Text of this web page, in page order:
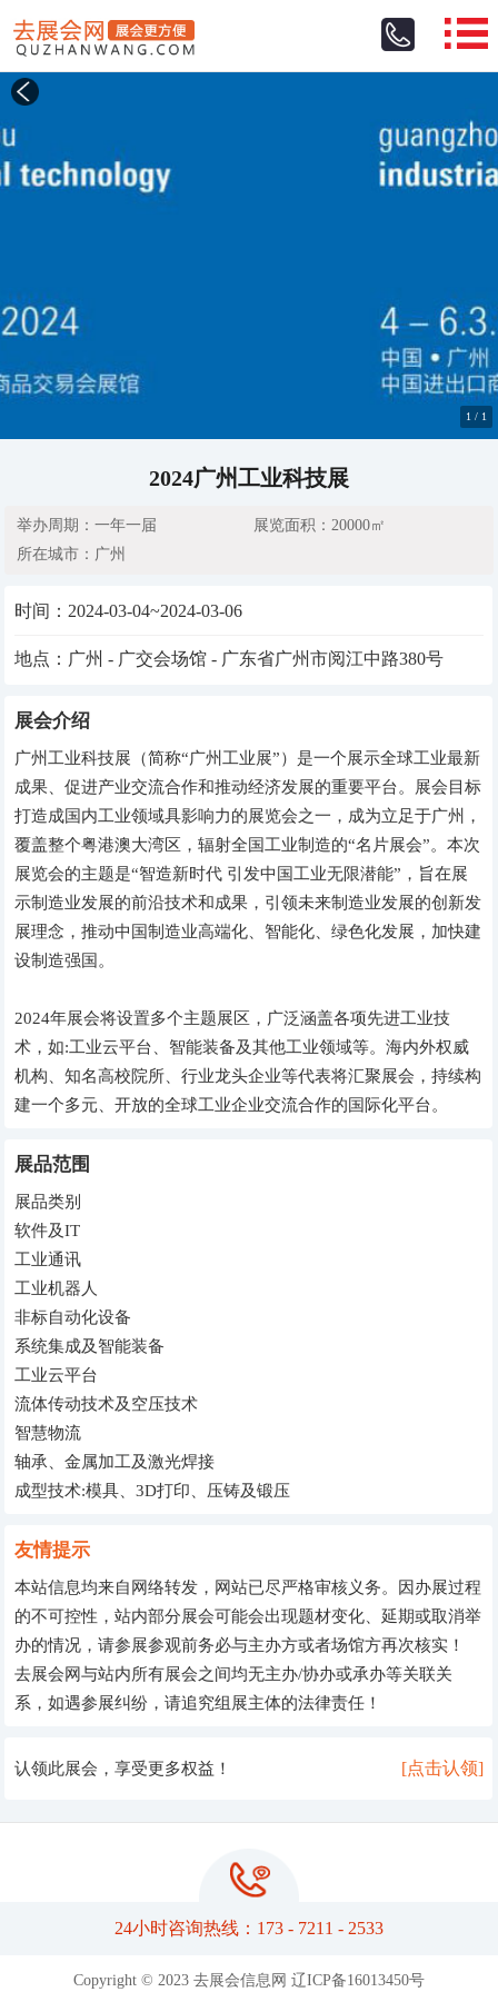
1 / 1
2024广州工业科技展
举办周期：一年一届
展览面积：20000㎡
所在城市：广州
时间：2024-03-04~2024-03-06
地点：广州 - 广交会场馆 - 广东省广州市阅江中路380号
展会介绍
广州工业科技展（简称“广州工业展”）是一个展示全球工业最新
成果、促进产业交流合作和推动经济发展的重要平台。展会目标
打造成国内工业领域具影响力的展览会之一，成为立足于广州，
覆盖整个粤港澳大湾区，辐射全国工业制造的“名片展会”。本次
展览会的主题是“智造新时代 引发中国工业无限潜能”，旨在展
示制造业发展的前沿技术和成果，引领未来制造业发展的创新发
展理念，推动中国制造业高端化、智能化、绿色化发展，加快建
设制造强国。
2024年展会将设置多个主题展区，广泛涵盖各项先进工业技
术，如:工业云平台、智能装备及其他工业领域等。海内外权威
机构、知名高校院所、行业龙头企业等代表将汇聚展会，持续构
建一个多元、开放的全球工业企业交流合作的国际化平台。
展品范围
展品类别
软件及IT
工业通讯
工业机器人
非标自动化设备
系统集成及智能装备
工业云平台
流体传动技术及空压技术
智慧物流
轴承、金属加工及激光焊接
成型技术:模具、3D打印、压铸及锻压
友情提示
本站信息均来自网络转发，网站已尽严格审核义务。因办展过程
的不可控性，站内部分展会可能会出现题材变化、延期或取消举
办的情况，请参展参观前务必与主办方或者场馆方再次核实！
去展会网与站内所有展会之间均无主办/协办或承办等关联关
系，如遇参展纠纷，请追究组展主体的法律责任！
认领此展会，享受更多权益！ [点击认领]
24小时咨询热线：173 - 7211 - 2533
Copyright © 2023 去展会信息网 辽ICP备16013450号